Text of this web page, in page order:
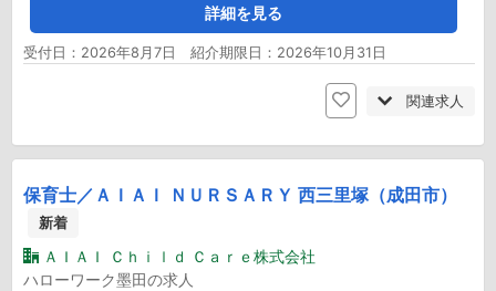
詳細を見る
受付日：2026年8月7日 紹介期限日：2026年10月31日
関連求人
保育士／ＡＩＡＩ ＮＵＲＳＡＲＹ 西三里塚（成田市）
新着
ＡＩＡＩ Ｃｈｉｌｄ Ｃａｒｅ株式会社
ハローワーク墨田の求人